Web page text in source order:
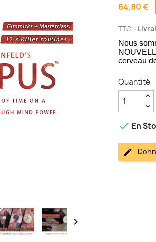

64,80 €
TTC
Nous
cerveau
Quantité
 En